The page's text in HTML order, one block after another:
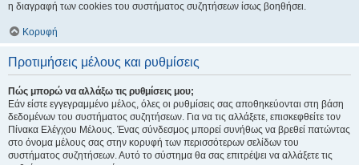
η διαγραφή των cookies του συστήματος συζητήσεων ίσως βοηθήσει.
Κορυφή
Προτιμήσεις μέλους και ρυθμίσεις
Πώς μπορώ να αλλάξω τις ρυθμίσεις μου;
Εάν είστε εγγεγραμμένο μέλος, όλες οι ρυθμίσεις σας αποθηκεύονται στη βάση
δεδομένων του συστήματος συζητήσεων. Για να τις αλλάξετε, επισκεφθείτε τον
Πίνακα Ελέγχου Μέλους. Ένας σύνδεσμος μπορεί συνήθως να βρεθεί πατώντας
στο όνομα μέλους σας στην κορυφή των περισσότερων σελίδων του
συστήματος συζητήσεων. Αυτό το σύστημα θα σας επιτρέψει να αλλάξετε τις